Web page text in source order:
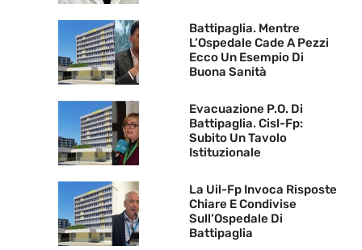
Battipaglia. Mentre
L’Ospedale Cade A Pezzi
Ecco Un Esempio Di
Buona Sanità
Evacuazione P.O. Di
Battipaglia. Cisl-Fp:
Subito Un Tavolo
Istituzionale
La Uil-Fp Invoca Risposte
Chiare E Condivise
Sull’Ospedale Di
Battipaglia